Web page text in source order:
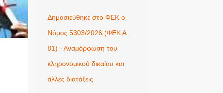
Δημοσιεύθηκε στο ΦΕΚ ο
Νόμος 5303/2026 (ΦΕΚ Α
81) - Αναμόρφωση του
κληρονομικού δικαίου και
άλλες διατάξεις